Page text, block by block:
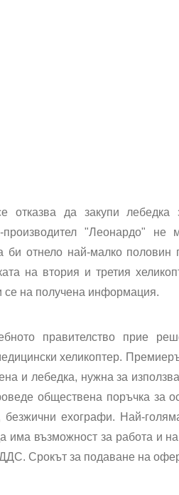
отказва да закупи
"Леонардо" не
би отнело най-малко
на втория и третия
на получена информация.
правителство прие
хеликоптер.
и лебедка, нужна за
обществена поръчка за
безжични ехографи. Най-
има възможност за работа и
Срокът за подаване на